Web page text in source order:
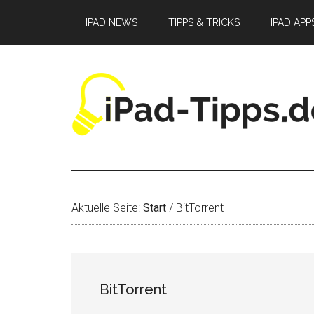
springen
springen
springen
IPAD NEWS TIPPS & TRICKS IPAD
Aktuelle Seite: Start / BitTorrent
BitTorrent